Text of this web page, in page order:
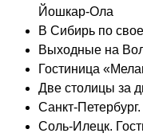
Йошкар-Ола
В Сибирь по
Выходные на
Гостиница
Две столицы за
Санкт-
Соль-Илецк.